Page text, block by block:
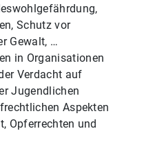
Schutz vor
Gewalt, …
in Organisationen
Verdacht auf
Jugendlichen
Aspekten
Opferrechten und